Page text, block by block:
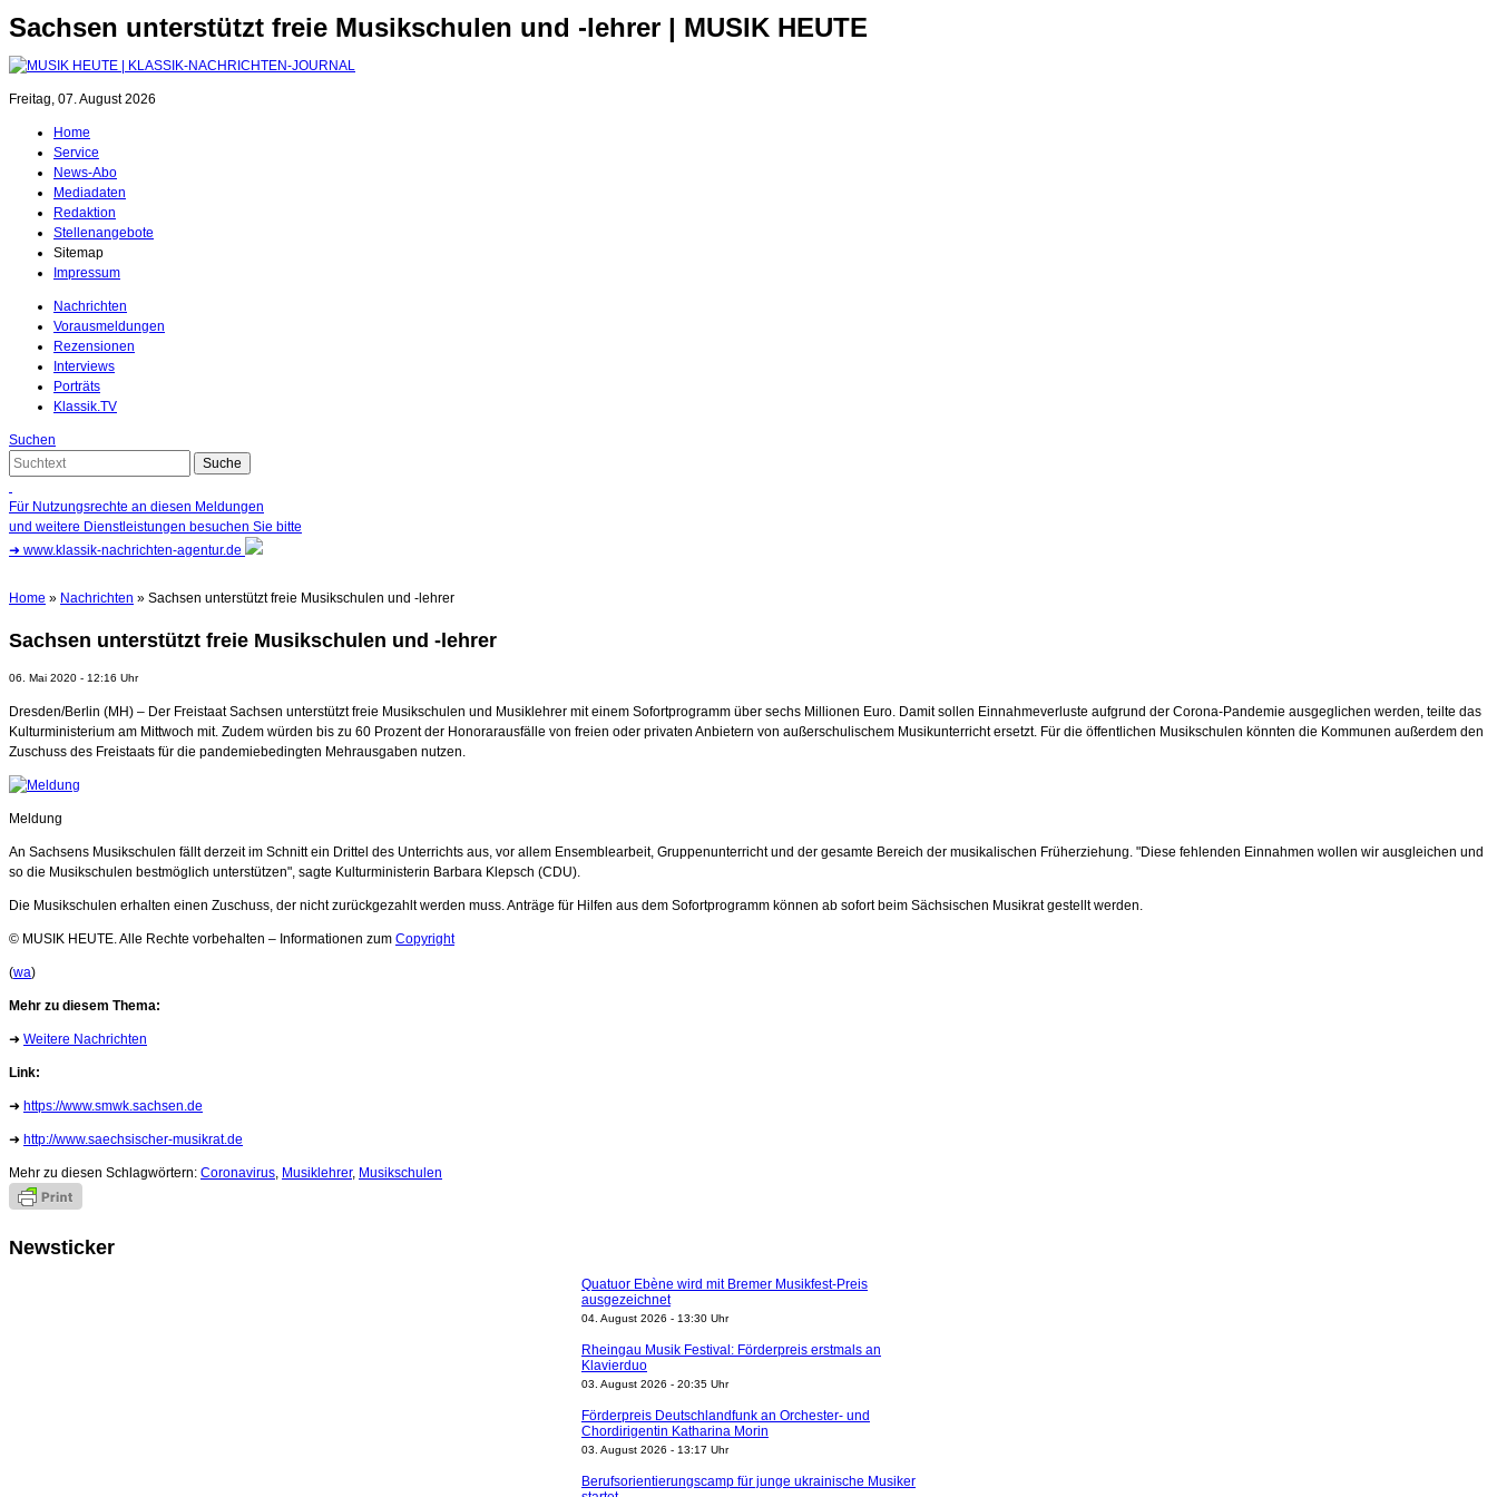
Sachsen unterstützt freie Musikschulen und -lehrer | MUSIK HEUTE
Freitag, 07. August 2026
Home
Service
News-Abo
Mediadaten
Redaktion
Stellenangebote
Sitemap
Impressum
Nachrichten
Vorausmeldungen
Rezensionen
Interviews
Porträts
Klassik.TV
Suchen
Für Nutzungsrechte an diesen Meldungen
und weitere Dienstleistungen besuchen Sie bitte
➜ www.klassik-nachrichten-agentur.de
Home » Nachrichten » Sachsen unterstützt freie Musikschulen und -lehrer
Sachsen unterstützt freie Musikschulen und -lehrer
06. Mai 2020 - 12:16 Uhr
Dresden/Berlin (MH) – Der Freistaat Sachsen unterstützt freie Musikschulen und Musiklehrer mit einem Sofortprogramm über sechs Millionen Euro. Damit sollen Einnahmeverluste aufgrund der Corona-Pandemie ausgeglichen werden, teilte das
Kulturministerium am Mittwoch mit. Zudem würden bis zu 60 Prozent der Honorarausfälle von freien oder privaten Anbietern von außerschulischem Musikunterricht ersetzt. Für die öffentlichen Musikschulen könnten die Kommunen außerdem den
Zuschuss des Freistaats für die pandemiebedingten Mehrausgaben nutzen.
Meldung
An Sachsens Musikschulen fällt derzeit im Schnitt ein Drittel des Unterrichts aus, vor allem Ensemblearbeit, Gruppenunterricht und der gesamte Bereich der musikalischen Früherziehung. "Diese fehlenden Einnahmen wollen wir ausgleichen und
so die Musikschulen bestmöglich unterstützen", sagte Kulturministerin Barbara Klepsch (CDU).
Die Musikschulen erhalten einen Zuschuss, der nicht zurückgezahlt werden muss. Anträge für Hilfen aus dem Sofortprogramm können ab sofort beim Sächsischen Musikrat gestellt werden.
© MUSIK HEUTE. Alle Rechte vorbehalten – Informationen zum Copyright
(wa)
Mehr zu diesem Thema:
➜ Weitere Nachrichten
Link:
➜ https://www.smwk.sachsen.de
➜ http://www.saechsischer-musikrat.de
Mehr zu diesen Schlagwörtern: Coronavirus, Musiklehrer, Musikschulen
Newsticker
Quatuor Ebène wird mit Bremer Musikfest-Preis
ausgezeichnet
04. August 2026 - 13:30 Uhr
Rheingau Musik Festival: Förderpreis erstmals an
Klavierduo
03. August 2026 - 20:35 Uhr
Förderpreis Deutschlandfunk an Orchester- und
Chordirigentin Katharina Morin
03. August 2026 - 13:17 Uhr
Berufsorientierungscamp für junge ukrainische Musiker